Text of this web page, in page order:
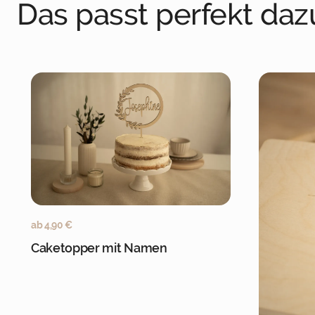
Das passt perfekt
ab4,90€
Caketopper mit Namen